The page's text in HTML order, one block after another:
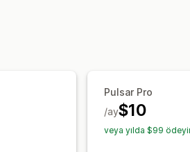
Pulsar Pro
$10
/ay
veya yılda $99